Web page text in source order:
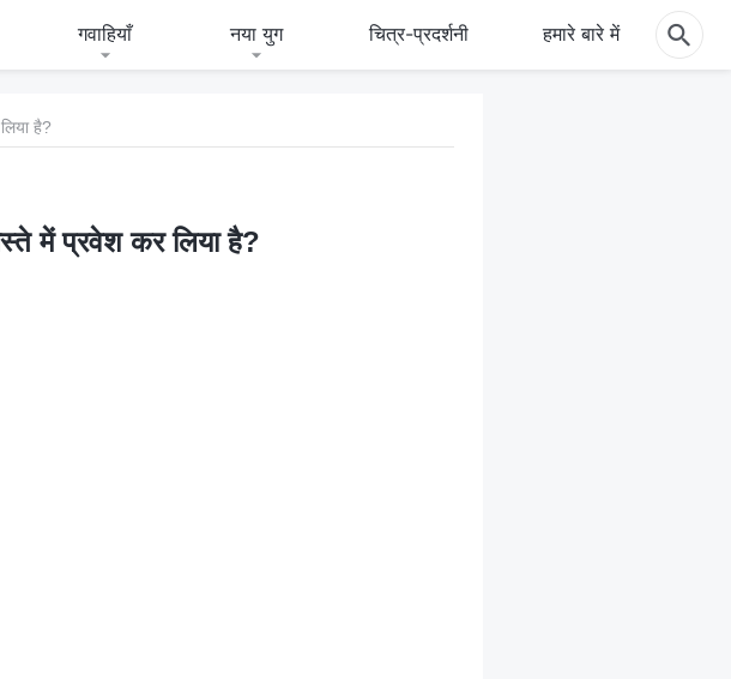
गवाहियाँ नया युग चित्र-प्रदर्शनी हमारे बारे में
है?
में प्रवेश कर लिया है?